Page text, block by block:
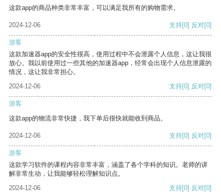
这款app的商品种类非常丰富，可以满足我所有的购物需求。
2024-12-06 支持[0] 反对[0]
游客
这款加速器app的安全性很高，使用过程中不会泄露个人信息，这让我很
放心。我以前使用过一些其他的加速器app，经常会出现个人信息泄露的
情况，这让我非常担心。
2024-12-06
支持[0] 反对[0]
游客
这款app的物流非常快捷，我下单后很快就能收到商品。
2024-12-06 支持[0] 反对[0]
游客
这款学习软件的课程内容非常丰富，涵盖了各个学科的知识。老师的讲
解非常生动，让我能够轻松理解知识点。
2024-12-06
支持[0] 反对[0]